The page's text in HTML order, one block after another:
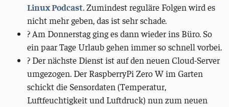
Linux Podcast. Zumindest reguläre Folgen wird es
nicht mehr geben, das ist sehr schade.
? Am Donnerstag ging es dann wieder ins Büro. So
ein paar Tage Urlaub gehen immer so schnell vorbei.
?️ Der nächste Dienst ist auf den neuen Cloud-Server
umgezogen. Der RaspberryPi Zero W im Garten
schickt die Sensordaten (Temperatur,
Luftfeuchtigkeit und Luftdruck) nun zum neuen